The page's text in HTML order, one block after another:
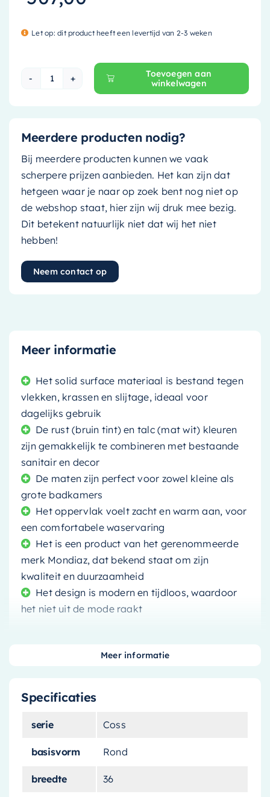
Let op: dit product heeft een levertijd van 2-3 weken
Mondiaz Waskom Coss - solid surface -
Toevoegen aan
winkelwagen
Meerdere producten nodig?
Bij meerdere producten kunnen we vaak
scherpere prijzen aanbieden. Het kan zijn dat
hetgeen waar je naar op zoek bent nog niet op
de webshop staat, hier zijn wij druk mee bezig.
Dit betekent natuurlijk niet dat wij het niet
hebben!
Neem contact op
Meer informatie
Het solid surface materiaal is bestand tegen
vlekken, krassen en slijtage, ideaal voor
dagelijks gebruik
De rust (bruin tint) en talc (mat wit) kleuren
zijn gemakkelijk te combineren met bestaande
sanitair en decor
De maten zijn perfect voor zowel kleine als
grote badkamers
Het oppervlak voelt zacht en warm aan, voor
een comfortabele waservaring
Het is een product van het gerenommeerde
merk Mondiaz, dat bekend staat om zijn
kwaliteit en duurzaamheid
Het design is modern en tijdloos, waardoor
het niet uit de mode raakt
Waskom Coss. Dit verfijnde sanitairproduct
combineert moeiteloos functionaliteit met stijl.
Een Mix van Stijl en
Specificaties
serie Coss
basisvorm Rond
breedte 36
Meer informatie